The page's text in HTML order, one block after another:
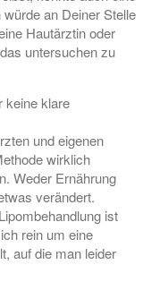
an Deiner Stelle
Hautärztin oder
untersuchen zu
keine klare
und eigenen
wirklich
Weder Ernährung
verändert.
ist
rein um eine
auf die man leider